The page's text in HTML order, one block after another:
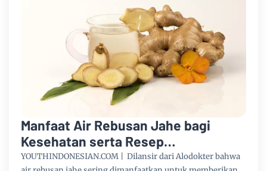
Manfaat Air Rebusan Jahe bagi
Kesehatan serta Resep
Pembuatannya
YOUTHINDONESIAN.COM | Dilansir dari Alodokter bahwa